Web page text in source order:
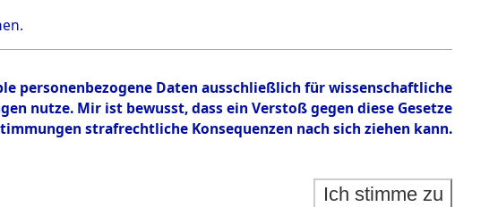
personenbezogene Daten ausschließlich für wissenschaftliche
nutze. Mir ist bewusst, dass ein Verstoß gegen diese Gesetze
strafrechtliche Konsequenzen nach sich ziehen kann.
Ich stimme zu